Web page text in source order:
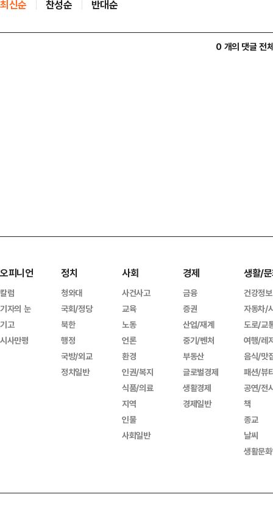
최신순 찬성순 반대순
0 개의 댓글 전
오피니언
칼럼
기자의 눈
기고
시사만평
정치
청와대
국회/정당
북한
행정
국방/외교
정치일반
사회
사건사고
교육
노동
언론
환경
인권/복지
식품/의료
지역
인물
사회일반
경제
금융
증권
산업/재계
중기/벤처
부동산
글로벌경제
생활경제
경제일반
생활/
건강정보
자동차/
도로/교
여행/레
음식/맛
패션/뷰
공연/전
책
종교
날씨
생활문